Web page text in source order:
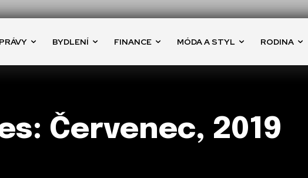
BYDLENÍ FINANCE MÓDA A STYL RODINA
Červenec, 2019